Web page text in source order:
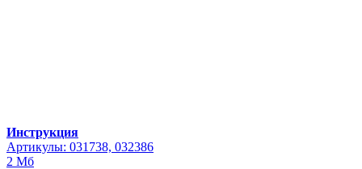
Инструкция
Артикулы: 031738, 032386
2 Мб